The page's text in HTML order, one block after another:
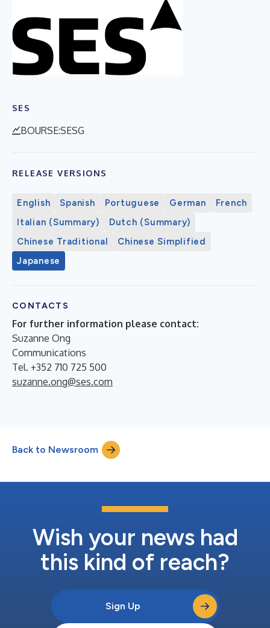
SES
BOURSE:SESG
RELEASE VERSIONS
English Spanish Portuguese German
French
Italian (Summary)
Dutch (Summary)
Chinese Traditional
Chinese Simplified
Japanese
CONTACTS
For further information please contact:
Suzanne Ong
Communications
Tel. +352 710 725 500
suzanne.ong@ses.com
Back to Newsroom
Wish your news had
this kind of reach?
Sign Up